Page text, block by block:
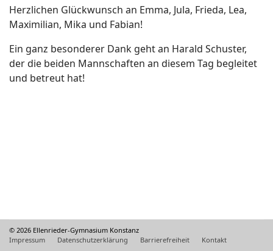
Herzlichen Glückwunsch an Emma, Jula, Frieda, Lea,
Maximilian, Mika und Fabian!
Ein ganz besonderer Dank geht an Harald Schuster,
der die beiden Mannschaften an diesem Tag begleitet
und betreut hat!
© 2026 Ellenrieder-Gymnasium Konstanz
Impressum
Datenschutzerklärung Barrierefreiheit Kontakt